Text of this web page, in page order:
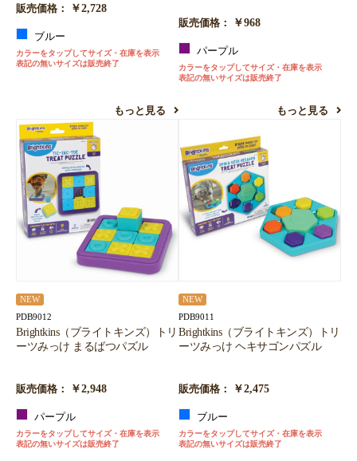
販売価格： ￥2,728
ブルー
カラーをタップしてサイズ・在庫を表示
表記の無いサイズは販売終了
もっと見る
販売価格： ￥968
パープル
カラーをタップしてサイズ・在庫を表示
表記の無いサイズは販売終了
もっと見る
NEW
PDB9012
Brightkins（ブライトキンズ）トリ
ーツみっけ まるばつパズル
販売価格： ￥2,948
パープル
カラーをタップしてサイズ・在庫を表示
表記の無いサイズは販売終了
NEW
PDB9011
Brightkins（ブライトキンズ）トリ
ーツみっけ ヘキサゴンパズル
販売価格： ￥2,475
ブルー
カラーをタップしてサイズ・在庫を表示
表記の無いサイズは販売終了